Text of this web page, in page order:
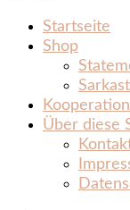
Startseite
Shop
Über diese